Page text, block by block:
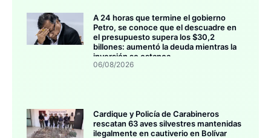
A 24 horas que termine el gobierno
Petro, se conoce que el descuadre en
el presupuesto supera los $30,2
billones: aumentó la deuda mientras la
inversión se estanca
06/08/2026
Cardique y Policía de Carabineros
rescatan 63 aves silvestres mantenidas
ilegalmente en cautiverio en Bolívar